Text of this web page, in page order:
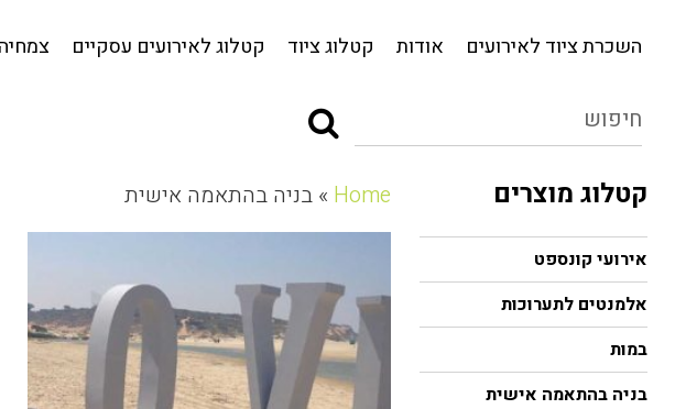
השכרת ציוד לאירועים אודות קטלוג ציוד קטלוג לאירועים עסקיים השכרת ציוד לאירועים אודות קטלוג ציוד קטלוג לאירועים
קטלוג מוצרים
אירועי קונספט
אלמנטים לתערוכות
במות
בניה בהתאמה אישית
Home » בניה בהתאמה אישית